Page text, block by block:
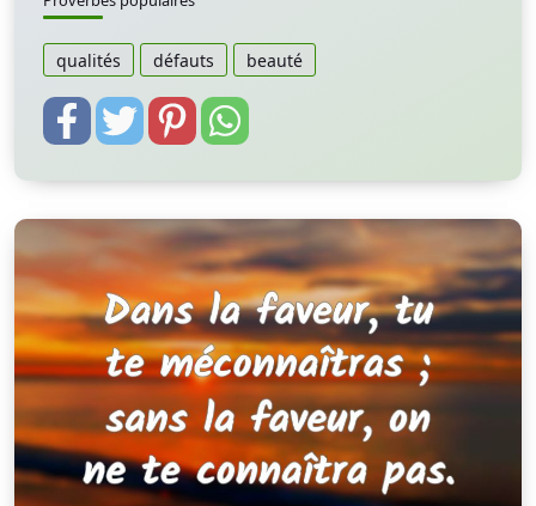
qualités défauts beauté